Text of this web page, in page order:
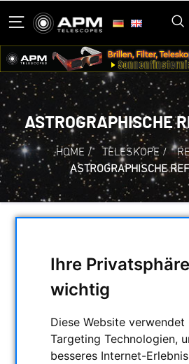
Ihre
wichtig
Diese Website verwendet
Targeting Technologien,
besseres Internet-
ASTROGRAPHISCHE
HOME / TELESKOPE /
ASTROGRAPHISCHE
KATEGORIEN
NACHTSICHTGERÄTE ,
ENTFERNUNGSMESSER
AKTUELLE ANGEBOTE